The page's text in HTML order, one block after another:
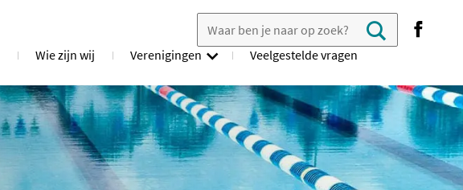
Wie zijn wij Verenigingen Veelgestelde vragen
search